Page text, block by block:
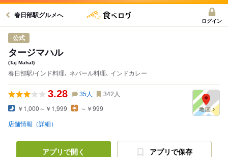
春日部駅グルメへ
ログイン
公式
タージマハル
(Taj Mahal)
春日部駅/インド料理､ ネパール料理､ インドカレー
3.28 35人 342 人
￥1,000～￥1,999 ～￥999
店舗情報（詳細）
アプリで開く アプリで保存